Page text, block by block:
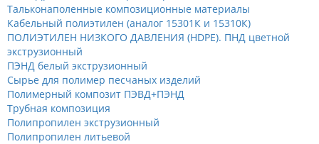
Тальконаполенные композиционные материалы
Кабельный полиэтилен (аналог 15301К и 15310К)
ПОЛИЭТИЛЕН НИЗКОГО ДАВЛЕНИЯ (HDPE). ПНД цветной
экструзионный
ПЭНД белый экструзионный
Сырье для полимер песчаных изделий
Полимерный композит ПЭВД+ПЭНД
Трубная композиция
Полипропилен экструзионный
Полипропилен литьевой